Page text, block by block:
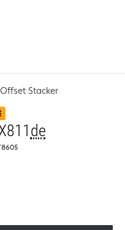
Stacker
de